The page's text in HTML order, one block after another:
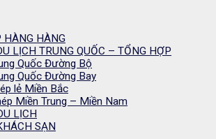
HÀNG HÀNG
LỊCH TRUNG QUỐC – TỔNG HỢP
Quốc Đường Bộ
Quốc Đường Bay
lẻ Miền Bắc
Miền Trung – Miền Nam
LỊCH
SẠN